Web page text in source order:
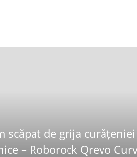
scăpat de grija curățeniei
– Roborock Qrevo Curv